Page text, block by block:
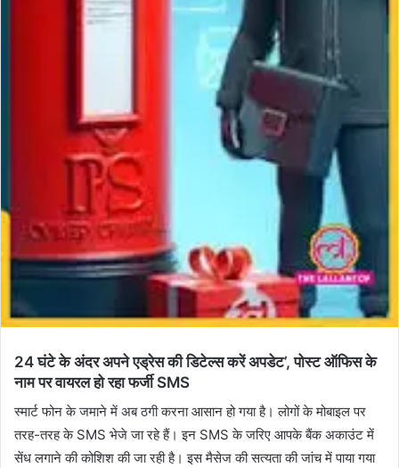
24 घंटे के अंदर अपने एड्रेस की डिटेल्स करें अपडेट’, पोस्ट ऑफिस के
नाम पर वायरल हो रहा फर्जी SMS
स्मार्ट फोन के जमाने में अब ठगी करना आसान हो गया है। लोगों के मोबाइल पर
तरह-तरह के SMS भेजे जा रहे हैं। इन SMS के जरिए आपके बैंक अकाउंट में
सेंध लगाने की कोशिश की जा रही है। इस मैसेज की सत्यता की जांच में पाया गया